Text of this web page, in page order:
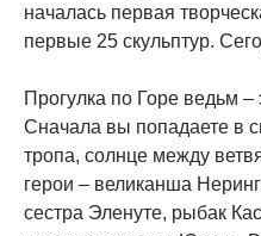
началась первая
первые 25 скульптур.
Прогулка по Горе ведьм –
Сначала вы попадаете в
тропа, солнце между
герои – великанша
сестра Эленуте, рыбак